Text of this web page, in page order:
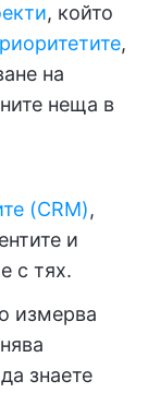
, който
,
на
неща в
(CRM),
и
с тях.
измерва
знаете